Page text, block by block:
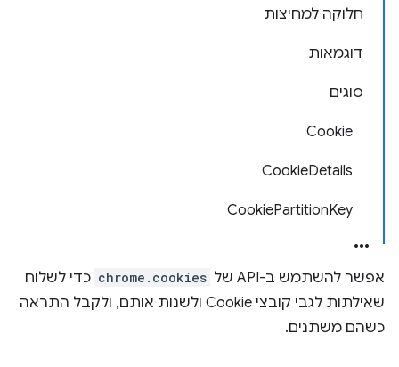
חלוקה למחיצות
דוגמאות
סוגים
Cookie
CookieDetails
CookiePartitionKey
אפשר להשתמש ב-API של chrome.cookies כדי לשלוח
שאילתות לגבי קובצי Cookie ולשנות אותם, ולקבל התראה
כשהם משתנים.